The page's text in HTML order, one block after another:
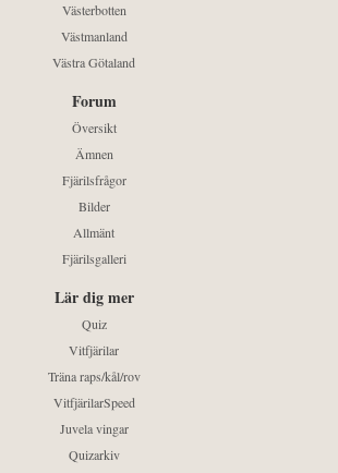
Västerbotten
Västmanland
Västra Götaland
Forum
Översikt
Ämnen
Fjärilsfrågor
Bilder
Allmänt
Fjärilsgalleri
Lär dig mer
Quiz
Vitfjärilar
Träna raps/kål/rov
VitfjärilarSpeed
Juvela vingar
Quizarkiv